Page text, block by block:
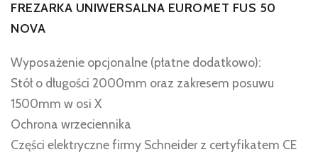
FREZARKA UNIWERSALNA EUROMET FUS 50
NOVA
Wyposażenie opcjonalne (płatne dodatkowo):
Stół o długości 2000mm oraz zakresem posuwu
1500mm w osi X
Ochrona wrzeciennika
Części elektryczne firmy Schneider z certyfikatem CE